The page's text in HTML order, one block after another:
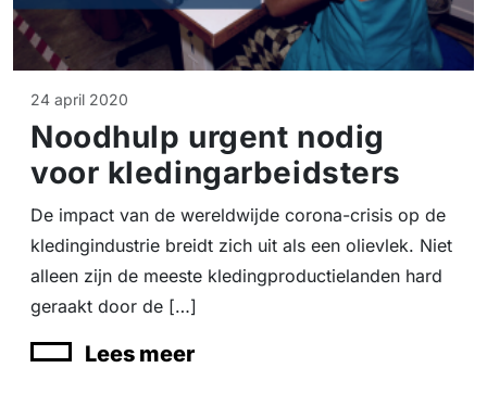
24 april 2020
Noodhulp urgent nodig
voor kledingarbeidsters
De impact van de wereldwijde corona-crisis op de
kledingindustrie breidt zich uit als een olievlek. Niet
alleen zijn de meeste kledingproductielanden hard
geraakt door de […]
Lees meer